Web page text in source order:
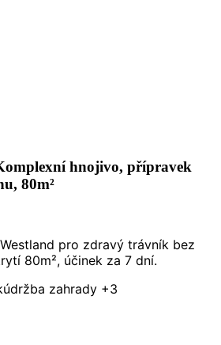
hnojivo, přípravek
80m²
pro zdravý trávník bez
80m², účinek za 7 dní.
údržba zahrady +3